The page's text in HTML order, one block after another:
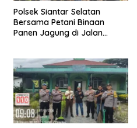
Polsek Siantar Selatan
Bersama Petani Binaan
Panen Jagung di Jalan